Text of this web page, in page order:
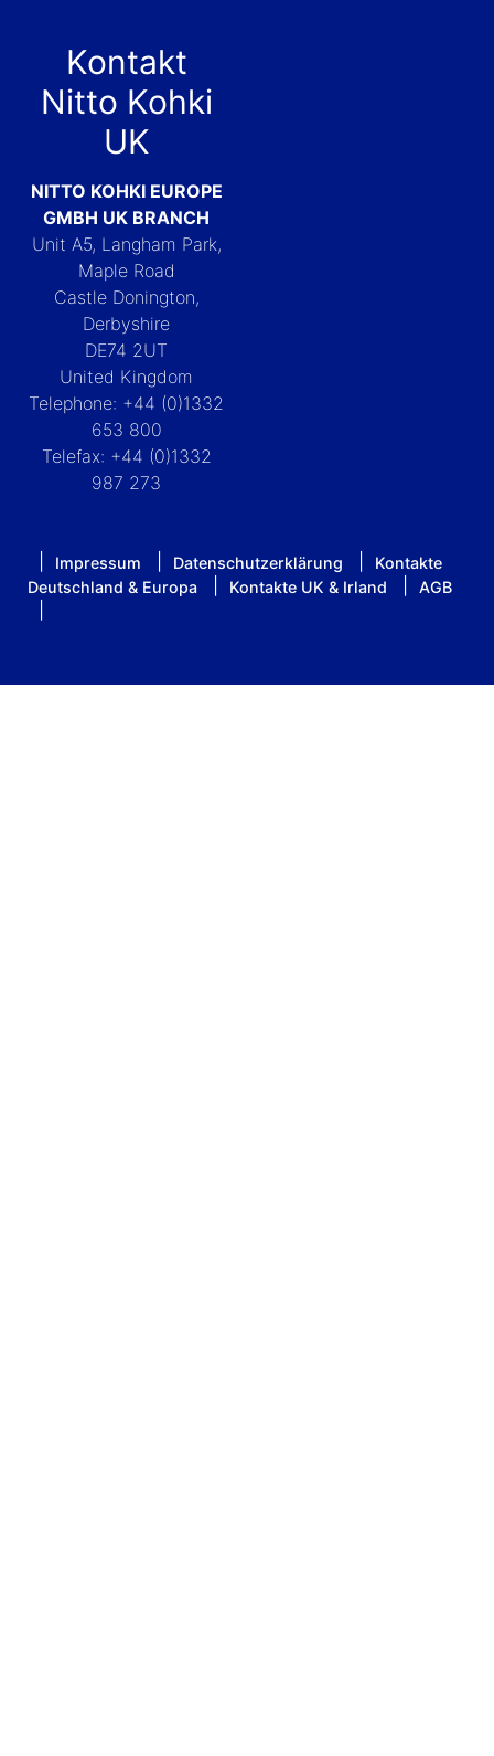
Kontakt
Nitto Kohki
UK
NITTO KOHKI EUROPE
GMBH UK BRANCH
Unit A5, Langham Park,
Maple Road
Castle Donington,
Derbyshire
DE74 2UT
United Kingdom
Telephone: +44 (0)1332
653 800
Telefax: +44 (0)1332
987 273
Impressum Datenschutzerklärung
Kontakte
Deutschland & Europa
Kontakte UK & Irland AGB